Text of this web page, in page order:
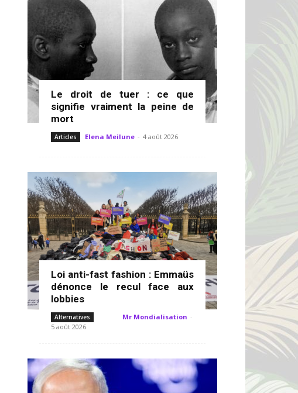
Le droit de tuer : ce que
signifie vraiment la peine de
mort
Articles Elena Meilune - 4 août 2026
Loi anti-fast fashion : Emmaüs
dénonce le recul face aux
lobbies
Alternatives Mr Mondialisation -
5 août 2026